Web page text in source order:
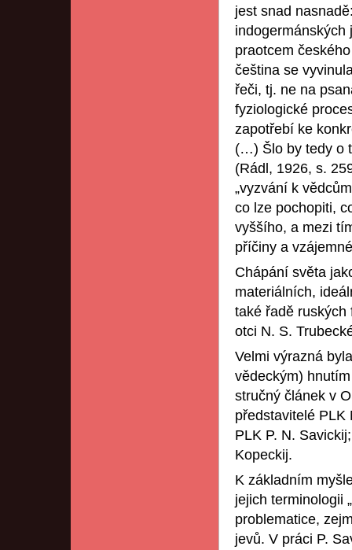
jest snad
indogermánských
praotcem českého
čeština se
řeči, tj. ne na
fyziologické
zapotřebí ke
(…) Šlo by tedy o
(Rádl, 1926, s.
„vyzvání k
co lze pochopiti,
vyššího, a mezi
příčiny a
Chápání světa
materiálních,
také řadě ruských
otci N. S.
Velmi výrazná
vědeckým)
stručný článek v
představitelé PLK
PLK P. N.
Kopeckij.
K základním
jejich terminologii
problematice,
jevů. V práci P.